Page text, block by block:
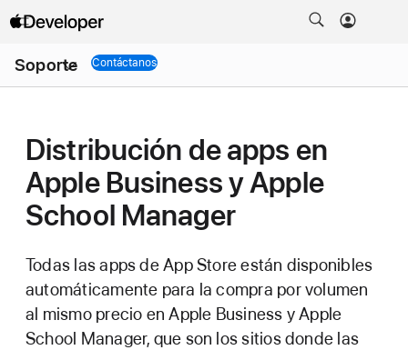
Soporte
menú
ContáctanosSoporte
Distribución de apps en
Apple Business y Apple
School Manager
Todas las apps de App Store están disponibles
automáticamente para la compra por volumen
al mismo precio en Apple Business y Apple
School Manager, que son los sitios donde las